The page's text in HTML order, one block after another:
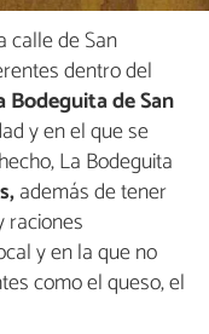
calle de San
dentro del
Bodeguita de San
y en el que se
La Bodeguita
además de tener
raciones
y en la que no
como el queso, el